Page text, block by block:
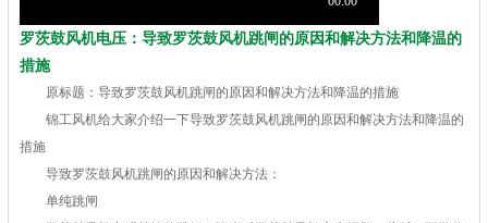
罗茨鼓风机电压：导致罗茨鼓风机跳闸的原因和解决方法和降温的
措施
原标题：导致罗茨鼓风机跳闸的原因和解决方法和降温的措施
锦工风机给大家介绍一下导致罗茨鼓风机跳闸的原因和解决方法和降温的
措施
导致罗茨鼓风机跳闸的原因和解决方法：
单纯跳闸